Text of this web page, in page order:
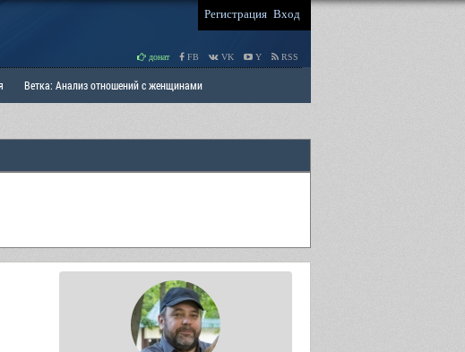
Регистрация Вход
донат FB VK Y RSS
Ветка: Анализ отношений с женщинами